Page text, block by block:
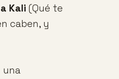
Kali (Qué te
caben, y
una